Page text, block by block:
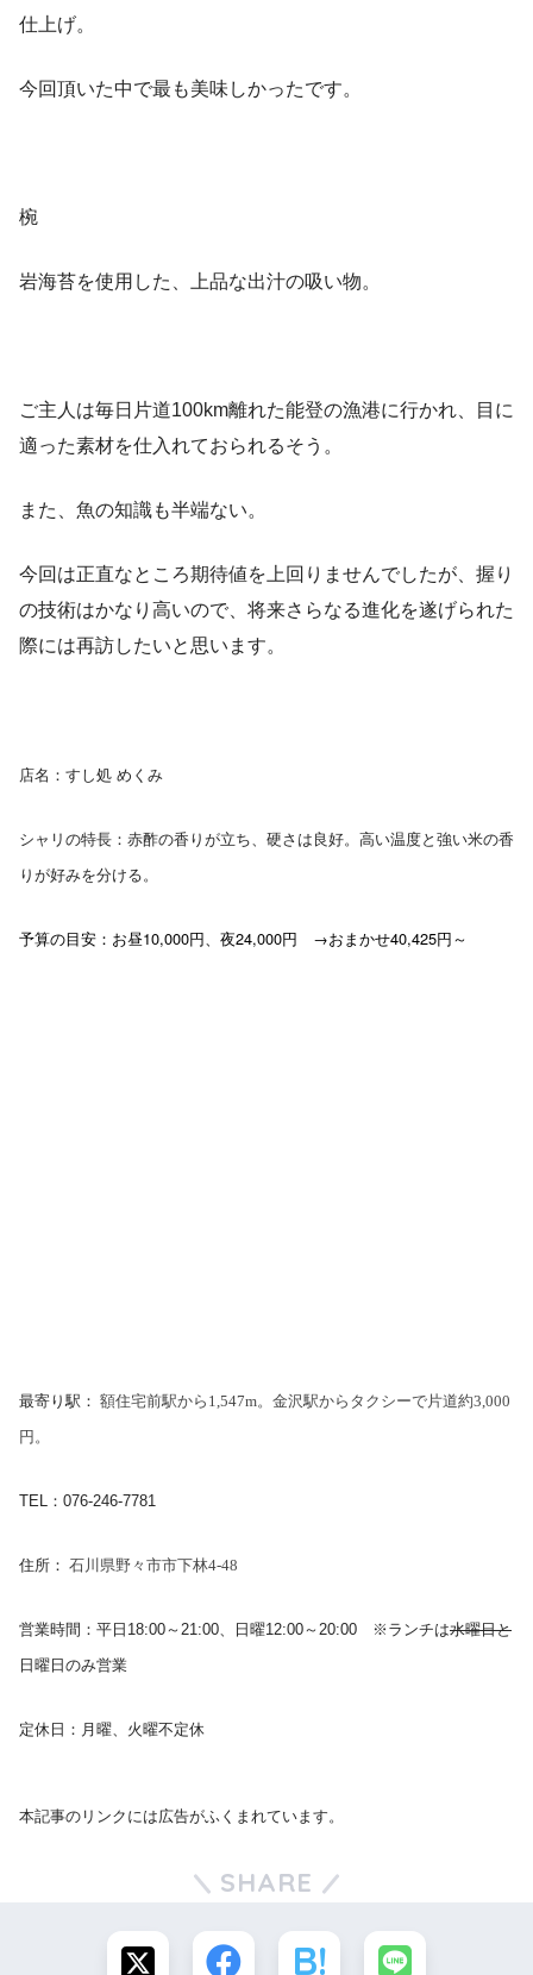
仕上げ。
今回頂いた中で最も美味しかったです。
椀
岩海苔を使用した、上品な出汁の吸い物。
ご主人は毎日片道100km離れた能登の漁港に行かれ、目に
適った素材を仕入れておられるそう。
また、魚の知識も半端ない。
今回は正直なところ期待値を上回りませんでしたが、握り
の技術はかなり高いので、将来さらなる進化を遂げられた
際には再訪したいと思います。
店名：すし処 めくみ
シャリの特長：赤酢の香りが立ち、硬さは良好。高い温度と強い米の香
りが好みを分ける。
予算の目安：お昼10,000円、夜24,000円 →おまかせ40,425円～
最寄り駅： 額住宅前駅から1,547m。金沢駅からタクシーで片道約3,000
円。
TEL：076-246-7781
住所： 石川県野々市市下林4-48
営業時間：平日18:00～21:00、日曜12:00～20:00 ※ランチは水曜日と
日曜日のみ営業
定休日：月曜、火曜不定休
本記事のリンクには広告がふくまれています。
SHARE